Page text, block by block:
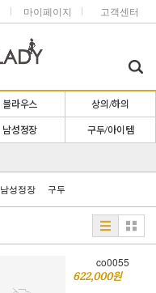
마이페이지 고객센터
블라우스 상의/하의
남성정장 구두/아이템
남성정장 구두
co0055
622,000원